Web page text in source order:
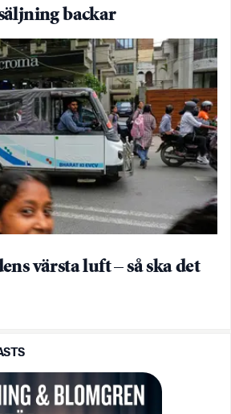
backar
värsta luft – så ska det